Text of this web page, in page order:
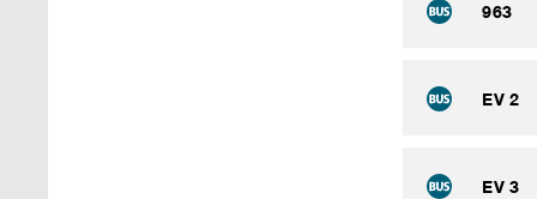
963
EV 2
EV 3